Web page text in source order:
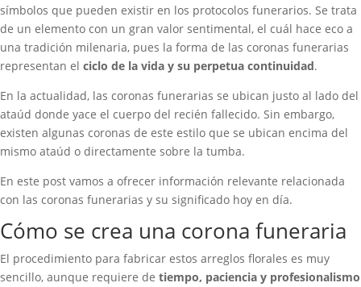
símbolos que pueden existir en los protocolos funerarios. Se trata
de un elemento con un gran valor sentimental, el cuál hace eco a
una tradición milenaria, pues la forma de las coronas funerarias
representan el ciclo de la vida y su perpetua continuidad.
En la actualidad, las coronas funerarias se ubican justo al lado del
ataúd donde yace el cuerpo del recién fallecido. Sin embargo,
existen algunas coronas de este estilo que se ubican encima del
mismo ataúd o directamente sobre la tumba.
En este post vamos a ofrecer información relevante relacionada
con las coronas funerarias y su significado hoy en día.
Cómo se crea una corona funeraria
El procedimiento para fabricar estos arreglos florales es muy
sencillo, aunque requiere de tiempo, paciencia y profesionalismo